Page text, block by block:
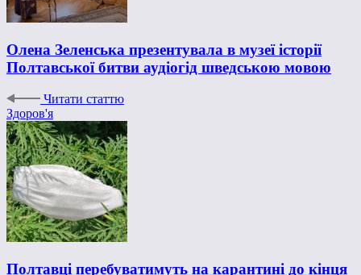
Олена Зеленська презентувала в музеї історії
Полтавської битви аудіогід шведською мовою
Читати статтю
Здоров'я
Полтавці перебуватимуть на карантині до кінця